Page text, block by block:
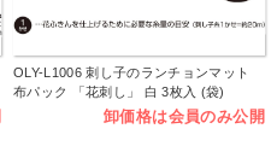
OLY-L1006 刺し子のランチョンマット
布パック 「花刺し」 白 3枚入 (袋)
卸価格は会員のみ公開